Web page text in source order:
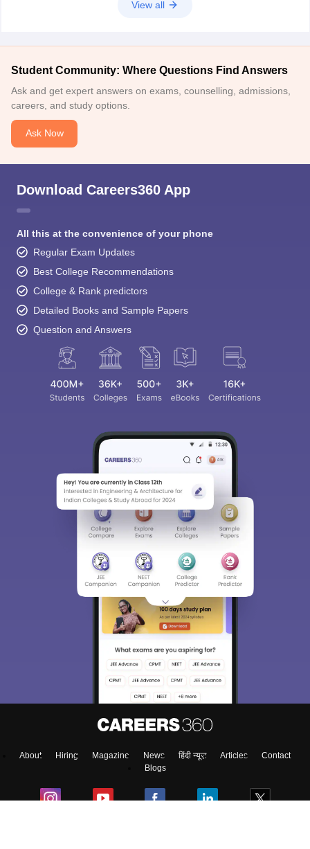
View all
Student Community: Where Questions Find Answers
Ask and get expert answers on exams, counselling, admissions,
careers, and study options.
Ask Now
Download Careers360 App
All this at the convenience of your phone
Regular Exam Updates
Best College Recommendations
College & Rank predictors
Detailed Books and Sample Papers
Question and Answers
About Hiring Magazine News हिंदी न्यूज़ Articles
Contact
Blogs